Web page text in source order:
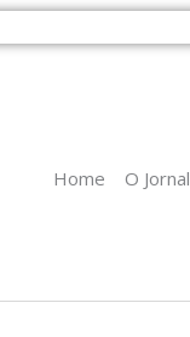
Home O Jornal